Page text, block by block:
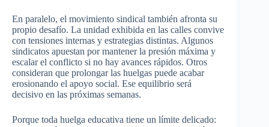
En paralelo, el movimiento sindical también afronta su
propio desafío. La unidad exhibida en las calles convive
con tensiones internas y estrategias distintas. Algunos
sindicatos apuestan por mantener la presión máxima y
escalar el conflicto si no hay avances rápidos. Otros
consideran que prolongar las huelgas puede acabar
erosionando el apoyo social. Ese equilibrio será
decisivo en las próximas semanas.
Porque toda huelga educativa tiene un límite delicado: